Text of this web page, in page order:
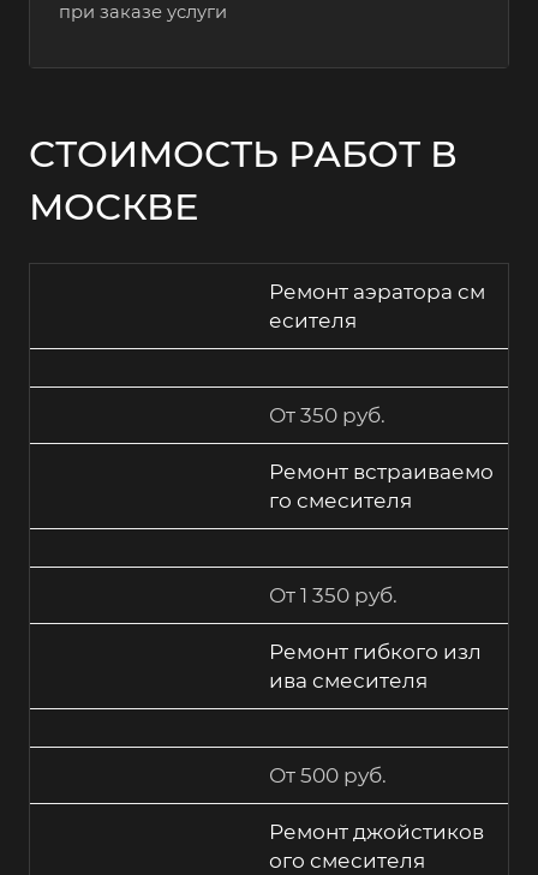
при заказе услуги
СТОИМОСТЬ РАБОТ В
МОСКВЕ
Ремонт аэратора см
есителя
От 350 руб.
Ремонт встраиваемо
го смесителя
От 1 350 руб.
Ремонт гибкого изл
ива смесителя
От 500 руб.
Ремонт джойстиков
ого смесителя